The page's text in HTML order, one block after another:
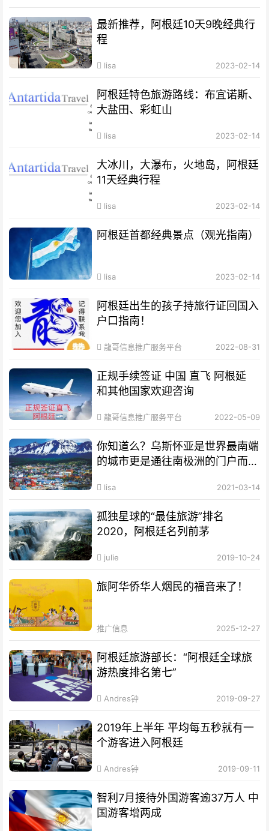
最新推荐，阿根廷10天9晚经典行
程
lisa 2023-02-14
阿根廷特色旅游路线：布宜诺斯、
大盐田、彩虹山
lisa 2023-02-14
大冰川，大瀑布，火地岛，阿根廷
11天经典行程
lisa 2023-02-14
阿根廷首都经典景点（观光指南）
lisa 2023-02-14
阿根廷出生的孩子持旅行证回国入
户口指南！
龍哥信息推广服务平台 2022-08-31
正规手续签证 中国 直飞 阿根延
和其他国家欢迎咨询
龍哥信息推广服务平台 2022-05-09
你知道么？乌斯怀亚是世界最南端
的城市更是通往南极洲的门户而驰
lisa 2021-03-14
孤独星球的“最佳旅游”排名
2020，阿根廷名列前茅
julie 2019-10-24
旅阿华侨华人烟民的福音来了！
推广信息 2025-12-27
阿根廷旅游部长：“阿根廷全球旅
游热度排名第七”
Andres钟 2019-09-27
2019年上半年 平均每五秒就有一
个游客进入阿根廷
Andres钟 2019-09-11
智利7月接待外国游客逾37万人 中
国游客增两成